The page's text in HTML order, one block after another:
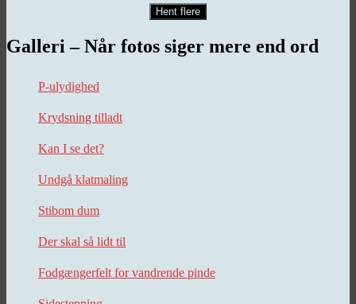
Hent flere
Galleri – Når fotos siger mere end ord
P-ulydighed
Krydsning tilladt
Kan I se det?
Undgå klatmaling
Stibom dum
Der skal så lidt til
Fodgængerfelt for vandrende pinde